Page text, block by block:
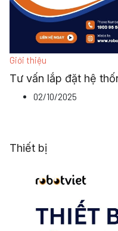
Giới thiệu
Tư vấn lắp đặt hệ
02/10/2025
Thiết bị